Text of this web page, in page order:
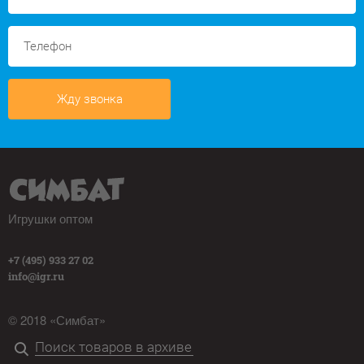
Жду звонка
Игрушки оптом
+7 (495) 933 27 02
info@igr.ru
© 2018 «Симбат»